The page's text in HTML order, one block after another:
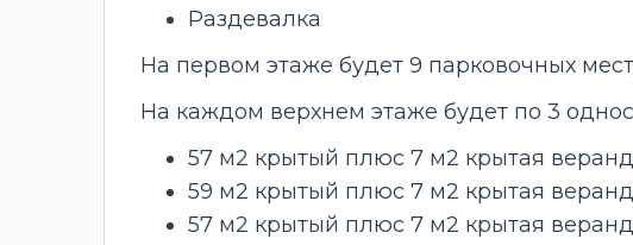
Раздевалка
На первом этаже будет 9 парковочных
На каждом верхнем этаже будет по 3
57 м2 крытый плюс 7 м2 крытая
59 м2 крытый плюс 7 м2 крытая
57 м2 крытый плюс 7 м2 крытая